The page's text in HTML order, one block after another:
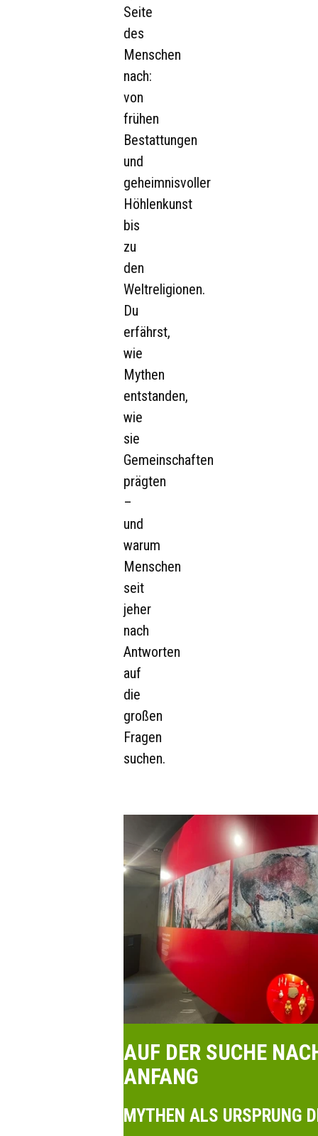
Seite
des
Menschen
nach:
von
frühen
Bestattungen
und
geheimnisvoller
Höhlenkunst
bis
zu
den
Weltreligionen.
Du
erfährst,
wie
Mythen
entstanden,
wie
sie
Gemeinschaften
prägten
–
und
warum
Menschen
seit
jeher
nach
Antworten
auf
die
großen
Fragen
suchen.
AUF DER SUCHE
ANFANG
MYTHEN ALS URSPRUNG